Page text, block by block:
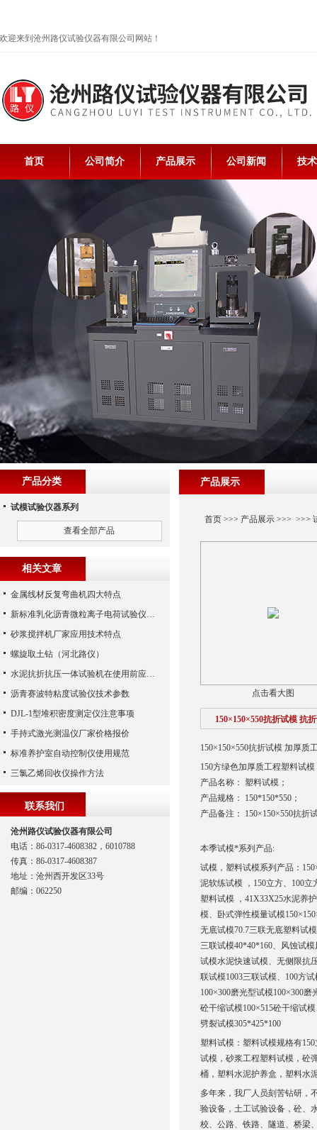
欢迎来到沧州路仪试验仪器有限公司网站！
首页 公司简介 产品展示 公司新闻 技
产品展示
首页>>> 产品展示>>> >>>
点击看大图
150×150×550抗折试模 抗
150×150×550抗折试模 加厚质
150方绿色加厚质工程塑料试模
产品名称： 塑料试模；
产品规格： 150*150*550；
产品备注： 150×150×550抗折
本季试模*系列产品:
试模，塑料试模系列产品：
泥软练试模 ，150立方、100立
塑料试模 ，41X33X25水泥养
模、卧式弹性模量试模
无底试模70.7三联无底塑料试
三联试模40*40*160、风蚀试
试模水泥快速试模、无侧限抗
联试模1003三联试模、100方
100×300磨光型试模100×300
砼干缩试模100×515砼干缩试
劈裂试模305*425*100
塑料试模：塑料试模规格有
试模，砂浆工程塑料试模，砼
桶，塑料水泥护养盒，塑料水
多年来，我厂人员刻苦钻研，
验设备，土工试验设备，砼、
校、公路、铁路、隧道、桥梁
产品分类
试模试验仪器系列
查看全部产品
相关文章
金属线材反复弯曲机四大特点
新标准乳化沥青微粒离子电荷试验仪试验步骤
砂浆搅拌机厂家应用技术特点
螺旋取土钻（河北路仪）
水泥抗折抗压一体试验机在使用前应该做哪些检查工作
沥青赛波特粘度试验仪技术参数
DJL-1型堆积密度测定仪注意事项
手持式激光测温仪厂家价格报价
标准养护室自动控制仪使用规范
三氯乙烯回收仪操作方法
联系我们
沧州路仪试验仪器有限公司
电话：86-0317-4608382，6010788
传真：86-0317-4608387
地址：沧州西开发区33号
邮编：062250